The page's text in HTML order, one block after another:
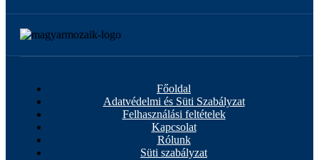
Főoldal
Adatvédelmi és Süti Szabályzat
Felhasználási feltételek
Kapcsolat
Rólunk
Süti szabályzat